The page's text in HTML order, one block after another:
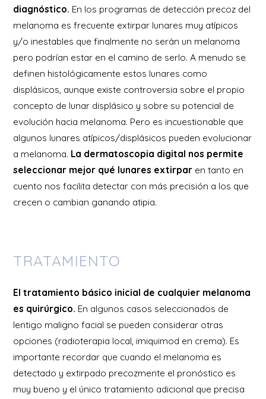
diagnóstico. En los programas de detección precoz del
melanoma es frecuente extirpar lunares muy atípicos
y/o inestables que finalmente no serán un melanoma
pero podrían estar en el camino de serlo. A menudo se
definen histológicamente estos lunares como
displásicos, aunque existe controversia sobre el propio
concepto de lunar displásico y sobre su potencial de
evolución hacia melanoma. Pero es incuestionable que
algunos lunares atípicos/displásicos pueden evolucionar
a melanoma. La dermatoscopia digital nos permite
seleccionar mejor qué lunares extirpar en tanto en
cuento nos facilita detectar con más precisión a los que
crecen o cambian ganando atipia.
TRATAMIENTO
El tratamiento básico inicial de cualquier melanoma
es quirúrgico. En algunos casos seleccionados de
lentigo maligno facial se pueden considerar otras
opciones (radioterapia local, imiquimod en crema). Es
importante recordar que cuando el melanoma es
detectado y extirpado precozmente el pronóstico es
muy bueno y el único tratamiento adicional que precisa